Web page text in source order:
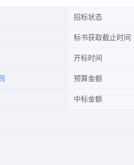
招标状态
标书获取截止时间
开标时间
预算金额
中标金额